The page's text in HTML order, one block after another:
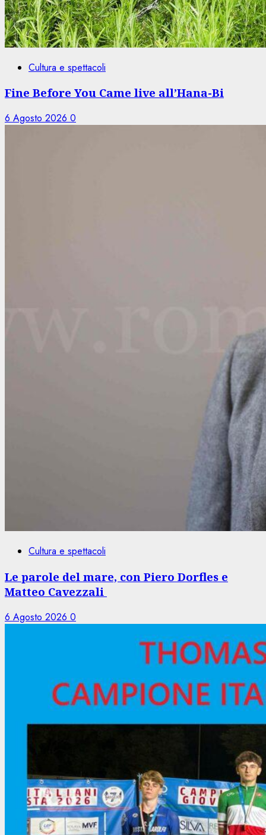
Cultura e spettacoli
Fine Before You Came live all’Hana-Bi
6 Agosto 2026 0
Cultura e spettacoli
Le parole del mare, con Piero Dorfles e
Matteo Cavezzali
6 Agosto 2026 0